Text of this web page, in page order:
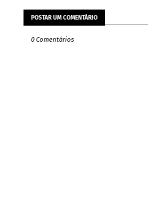
POSTAR UM COMENTÁRIO
0 Comentários